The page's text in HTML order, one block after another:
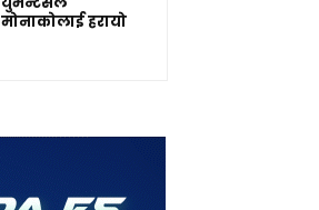
मोनाकोलाई हरायो